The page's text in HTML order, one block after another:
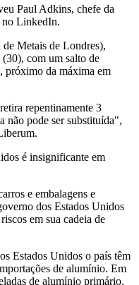
Paul Adkins, chefe da
LinkedIn.
de Metais de Londres),
(30), com um salto de
próximo da máxima em
repentinamente 3
não pode ser substituída",
é insignificante em
e embalagens e
dos Estados Unidos
em sua cadeia de
Estados Unidos o país têm
de alumínio. Em
de alumínio primário,